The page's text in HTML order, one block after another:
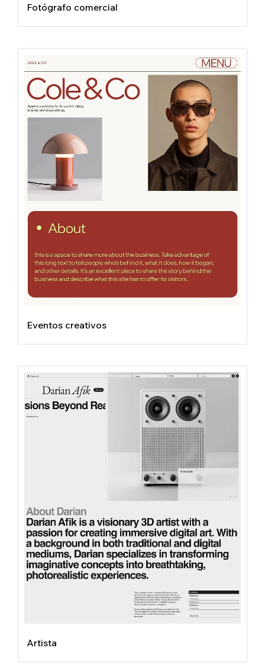
Fotógrafo comercial
Eventos creativos
Artista